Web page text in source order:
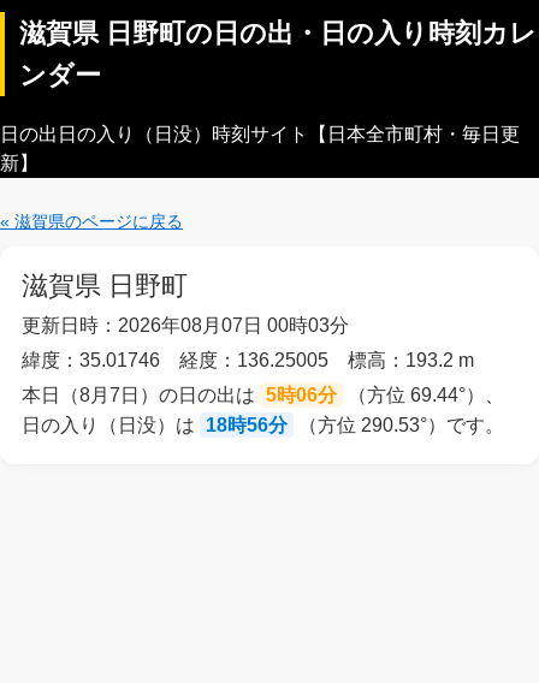
滋賀県 日野町の日の出・日の入り時刻カレ
ンダー
日の出日の入り（日没）時刻サイト【日本全市町村・毎日更
新】
« 滋賀県のページに戻る
滋賀県 日野町
更新日時：2026年08月07日 00時03分
緯度：35.01746 経度：136.25005 標高：193.2 m
本日（8月7日）の日の出は 5時06分
（方位 69.44°）、
日の入り（日没）は
18時56分 （方位 290.53°）です。